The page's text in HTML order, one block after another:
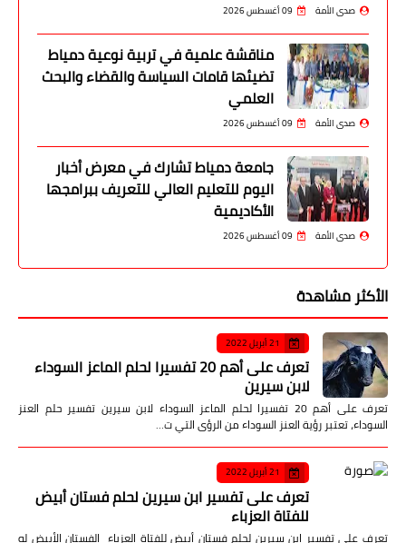
صدى الأمة 09 أغسطس 2026
مناقشة علمية في تربية نوعية دمياط
تضيئها قامات السياسة والقضاء والبحث
العلمي
صدى الأمة 09 أغسطس 2026
جامعة دمياط تشارك في معرض أخبار
اليوم للتعليم العالي للتعريف ببرامجها
الأكاديمية
صدى الأمة 09 أغسطس 2026
الأكثر مشاهدة
21 أبريل 2022
تعرف على أهم 20 تفسيرا لحلم الماعز السوداء
لابن سيرين
تعرف على أهم 20 تفسيرا لحلم الماعز السوداء لابن سيرين تفسير حلم العنز
السوداء، تعتبر رؤية العنز السوداء من الرؤى التي ت…
21 أبريل 2022
تعرف على تفسير ابن سيرين لحلم فستان أبيض
للفتاة العزباء
تعرف على تفسير ابن سيرين لحلم فستان أبيض للفتاة العزباء الفستان الأبيض له